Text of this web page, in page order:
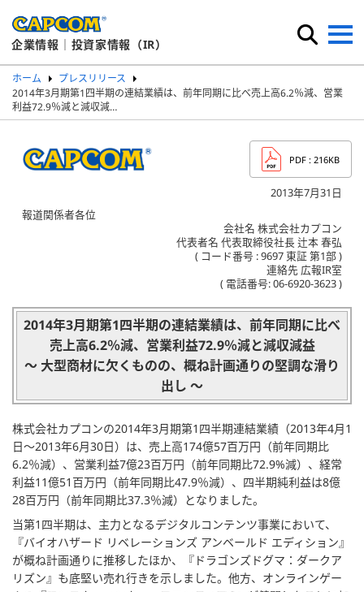
企業情報｜投資家情報（IR）
ホーム
プレスリリース
2014年3月期第1四半期の連結業績は、前年同期に比べ売上高6.2％減、営業
利益72.9％減と減収減…
PDF : 216KB
2013年7月31日
報道関係者各位
会社名 株式会社カプコン
代表者名 代表取締役社長 辻本 春弘
( コード番号 : 9697 東証 第1部 )
連絡先 広報IR室
( 電話番号: 06-6920-3623 )
2014年3月期第1四半期の連結業績は、前年同期に比べ
売上高6.2％減、営業利益72.9％減と減収減益
～ 大型商材に欠くものの、概ね計画通りの堅調な滑り
出し ～
株式会社カプコンの2014年3月期第1四半期連結業績（2013年4月1
日～2013年6月30日）は、売上高174億57百万円（前年同期比
6.2％減）、営業利益7億23百万円（前年同期比72.9%減）、経常
利益11億51百万円（前年同期比47.9％減）、四半期純利益は8億
28百万円（前年同期比37.3％減）となりました。
当第1四半期は、主力となるデジタルコンテンツ事業において、
『バイオハザード リベレーションズ アンベールド エディション』
が概ね計画通りに推移したほか、『ドラゴンズドグマ：ダークア
リズン』も底堅い売れ行きを示しました。他方、オンラインゲー